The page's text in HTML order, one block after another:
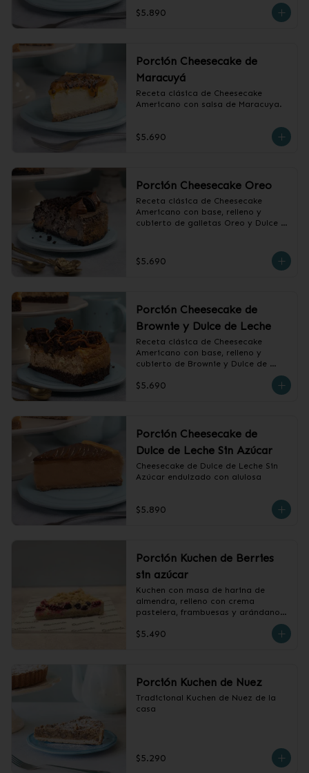
$5.890
Porción Cheesecake de
Maracuyá
Receta clásica de Cheesecake
Americano con salsa de Maracuya.
$5.690
Porción Cheesecake Oreo
Receta clásica de Cheesecake
Americano con base, relleno y
cubierto de galletas Oreo y Dulce
$5.690
Porción Cheesecake de
Brownie y Dulce de Leche
Receta clásica de Cheesecake
Americano con base, relleno y
cubierto de Brownie y Dulce de
$5.690
Porción Cheesecake de
Dulce de Leche Sin Azúcar
Cheesecake de Dulce de Leche Sin
Azúcar endulzado con alulosa
$5.890
Porción Kuchen de Berries
sin azúcar
Kuchen con masa de harina de
almendra, relleno con crema
pastelera, frambuesas y arándanos,
$5.490
Porción Kuchen de Nuez
Tradicional Kuchen de Nuez de la
casa
$5.290